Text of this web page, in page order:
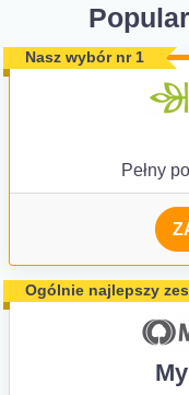
Nasz wybór nr 1
Pełny
Ogólnie najlepszy